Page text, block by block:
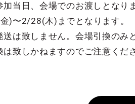
当日、会場でのお渡しとなり
)〜2/28(木)までとなります。
は致しません。会場引換のみ
致しかねますのでご注意くだ